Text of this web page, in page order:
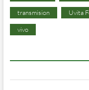
transmision Uvita
vivo